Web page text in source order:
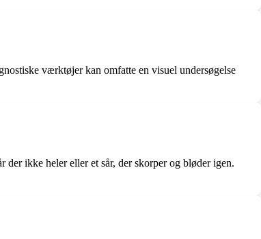
værktøjer kan omfatte en visuel undersøgelse
ikke heler eller et sår, der skorper og bløder igen.